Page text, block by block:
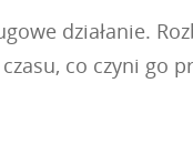
działanie.
co czyni go